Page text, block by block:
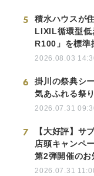
5
積水ハウスが
LIXIL循環型
R100」を標準
2026.08.03
6
掛川の祭典シ
気あふれる祭
2026.07.31
7
【大好評】サ
店頭キャンペ
第2弾開催のお
2026.07.31